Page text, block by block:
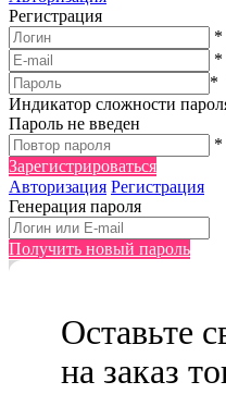
Регистрация
*
*
*
Индикатор сложности
Пароль не введен
*
Зарегистрироваться
Авторизация Регистрация
Генерация пароля
Получить новый пароль
Оставьте
на заказ